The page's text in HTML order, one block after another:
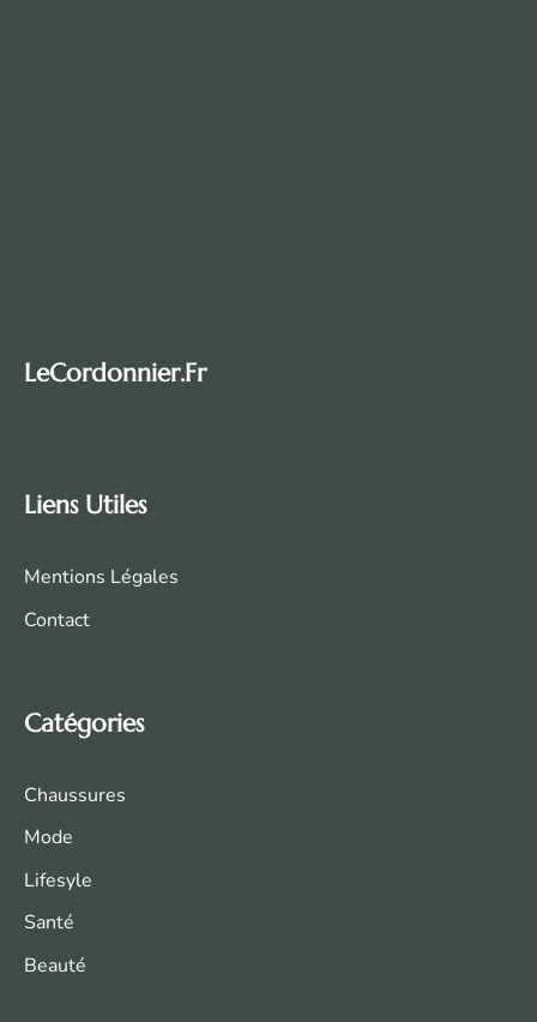
LeCordonnier.fr
Liens Utiles
Mentions Légales
Contact
Catégories
Chaussures
Mode
Lifesyle
Santé
Beauté